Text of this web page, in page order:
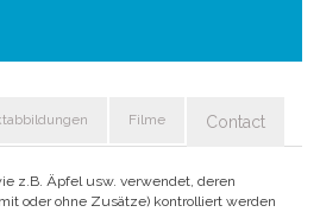
Filme Contact
z.B. Äpfel usw. verwendet, deren
oder ohne Zusätze) kontrolliert werden